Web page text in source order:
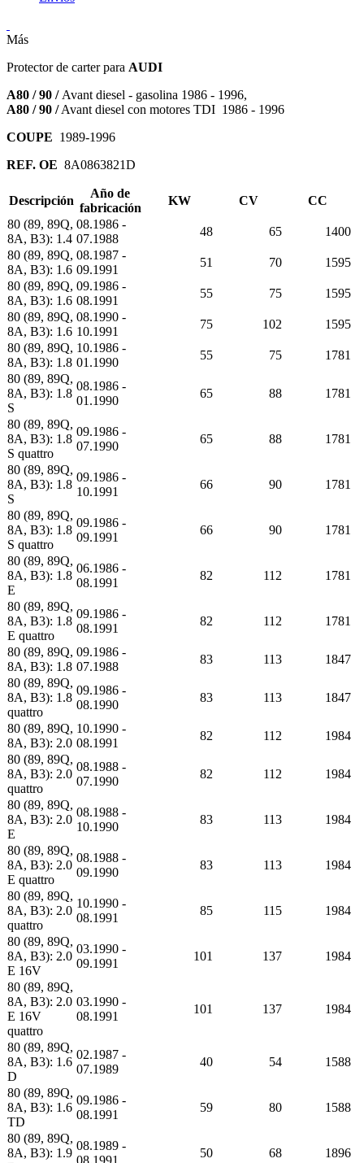
Más
Protector de carter para AUDI
A80 / 90 / Avant diesel - gasolina 1986 - 1996,
A80 / 90 /Avant diesel con motores TDI 1986 - 1996
COUPE 1989-1996
REF. OE 8A0863821D
Descripción
Año de
fabricación
KW CV
CC
80 (89, 89Q,
8A, B3): 1.4
08.1986 -
07.1988
48 65
1400
80 (89, 89Q,
8A, B3): 1.6
08.1987 -
09.1991
51 70
1595
80 (89, 89Q,
8A, B3): 1.6
09.1986 -
08.1991
55 75
1595
80 (89, 89Q,
8A, B3): 1.6
08.1990 -
10.1991
75 102
1595
80 (89, 89Q,
8A, B3): 1.8
10.1986 -
01.1990
55 75
1781
80 (89, 89Q,
8A, B3): 1.8
S
08.1986 -
01.1990
65 88 1781
80 (89, 89Q,
8A, B3): 1.8
S quattro
09.1986 -
07.1990
65 88 1781
80 (89, 89Q,
8A, B3): 1.8
S
09.1986 -
10.1991
66 90 1781
80 (89, 89Q,
8A, B3): 1.8
S quattro
09.1986 -
09.1991
66 90 1781
80 (89, 89Q,
8A, B3): 1.8
E
06.1986 -
08.1991
82 112 1781
80 (89, 89Q,
8A, B3): 1.8
E quattro
09.1986 -
08.1991
82 112 1781
80 (89, 89Q,
8A, B3): 1.8
09.1986 -
07.1988
83 113
1847
80 (89, 89Q,
8A, B3): 1.8
quattro
09.1986 -
08.1990
83 113 1847
80 (89, 89Q,
8A, B3): 2.0
10.1990 -
08.1991
82 112
1984
80 (89, 89Q,
8A, B3): 2.0
quattro
08.1988 -
07.1990
82 112 1984
80 (89, 89Q,
8A, B3): 2.0
E
08.1988 -
10.1990
83 113 1984
80 (89, 89Q,
8A, B3): 2.0
E quattro
08.1988 -
09.1990
83 113 1984
80 (89, 89Q,
8A, B3): 2.0
quattro
10.1990 -
08.1991
85 115 1984
80 (89, 89Q,
8A, B3): 2.0
E 16V
03.1990 -
09.1991
101 137 1984
80 (89, 89Q,
8A, B3): 2.0
E 16V
quattro
03.1990 -
08.1991
101 137 1984
80 (89, 89Q,
8A, B3): 1.6
D
02.1987 -
07.1989
40 54 1588
80 (89, 89Q,
8A, B3): 1.6
TD
09.1986 -
08.1991
59 80 1588
80 (89, 89Q,
8A, B3): 1.9
08.1989 -
50 68 1896